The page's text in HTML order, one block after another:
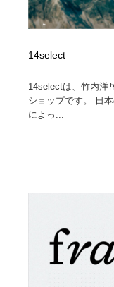
14select
14selectは、竹内洋
ショップです。 日
によっ...